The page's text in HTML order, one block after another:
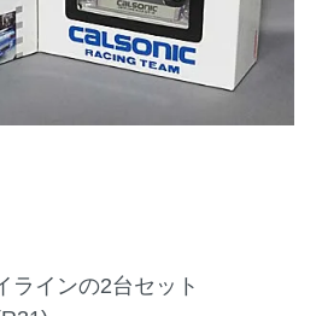
ラインの2台セット